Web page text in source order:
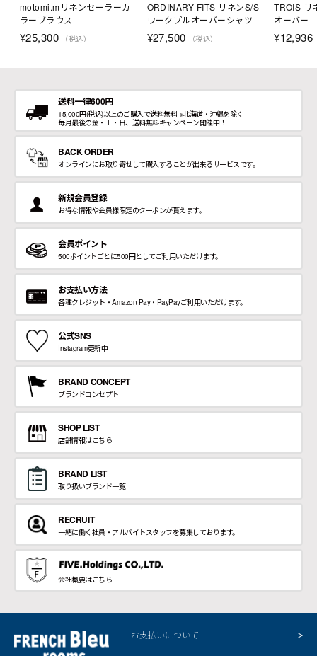
motomi.mリネンセーラーカ
ラーブラウス
¥25,300 （税込）
ORDINARY FITS リネンS/S
ワークプルオーバーシャツ
¥27,500 （税込）
TROIS リ
オーバー
¥12,936
送料一律600円
15,000円(税込)以上のご購入で送料無料 ※北海道・沖縄を除く
毎月最後の金・土・日、送料無料キャンペーン開催中！
BACK ORDER
オンラインにお取り寄せして購入することが出来るサービスです。
新規会員登録
お得な情報や会員様限定のクーポンが貰えます。
会員ポイント
500ポイントごとに500円としてご利用いただけます。
お支払い方法
各種クレジット・Amazon Pay・PayPayご利用いただけます。
公式SNS
Instagram更新中
BRAND CONCEPT
ブランドコンセプト
SHOP LIST
店舗情報はこちら
BRAND LIST
取り扱いブランド一覧
RECRUIT
一緒に働く社員・アルバイトスタッフを募集しております。
会社概要はこちら
お支払いについて